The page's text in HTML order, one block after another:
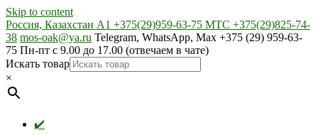
Skip to content
Россия, Казахстан А1 +375(29)959-63-75 МТС +375(29)825-74-
38 mos-oak@ya.ru Telegram, WhatsApp, Max +375 (29) 959-63-
75 Пн-пт с 9.00 до 17.00 (отвечаем в чате)
Искать товар
×
✔️